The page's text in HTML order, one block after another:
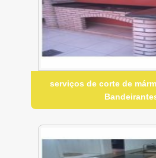
serviços de corte de